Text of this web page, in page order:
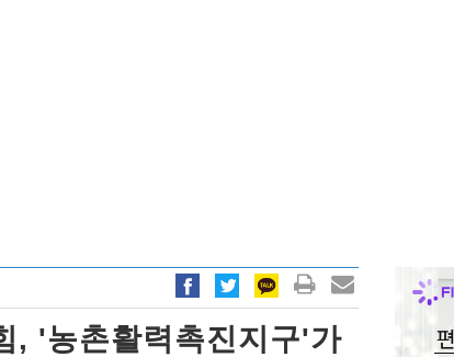
, '농촌활력촉진지구'가